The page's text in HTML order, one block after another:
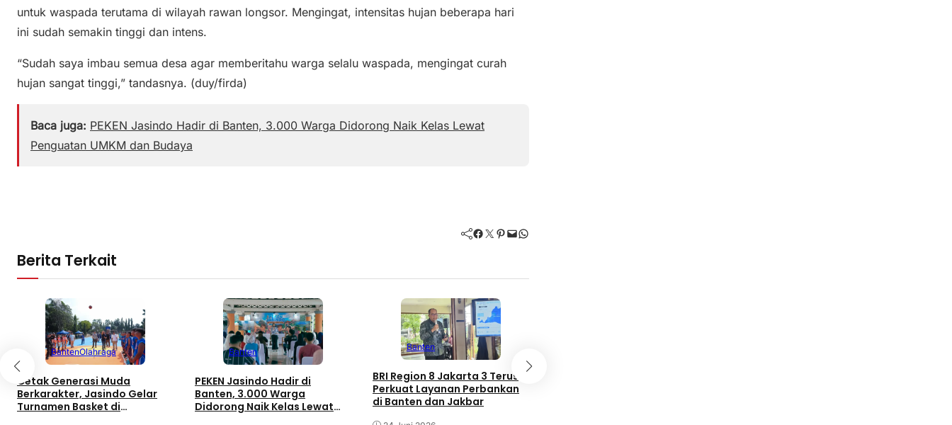
untuk waspada terutama di wilayah rawan longsor. Mengingat, intensitas hujan beberapa hari
ini sudah semakin tinggi dan intens.
“Sudah saya imbau semua desa agar memberitahu warga selalu waspada, mengingat curah
hujan sangat tinggi,” tandasnya. (duy/firda)
Baca juga: PEKEN Jasindo Hadir di Banten, 3.000 Warga Didorong Naik Kelas Lewat
Penguatan UMKM dan Budaya
Facebook Twitter Pinterest Mail WhatsApp
Berita Terkait
BantenOlahraga
Cetak Generasi Muda
Berkarakter, Jasindo Gelar
Turnamen Basket di
Banten
PEKEN Jasindo Hadir di
Banten, 3.000 Warga
Didorong Naik Kelas Lewat
Banten
BRI Region 8 Jakarta 3 Terus
Perkuat Layanan Perbankan
di Banten dan Jakbar